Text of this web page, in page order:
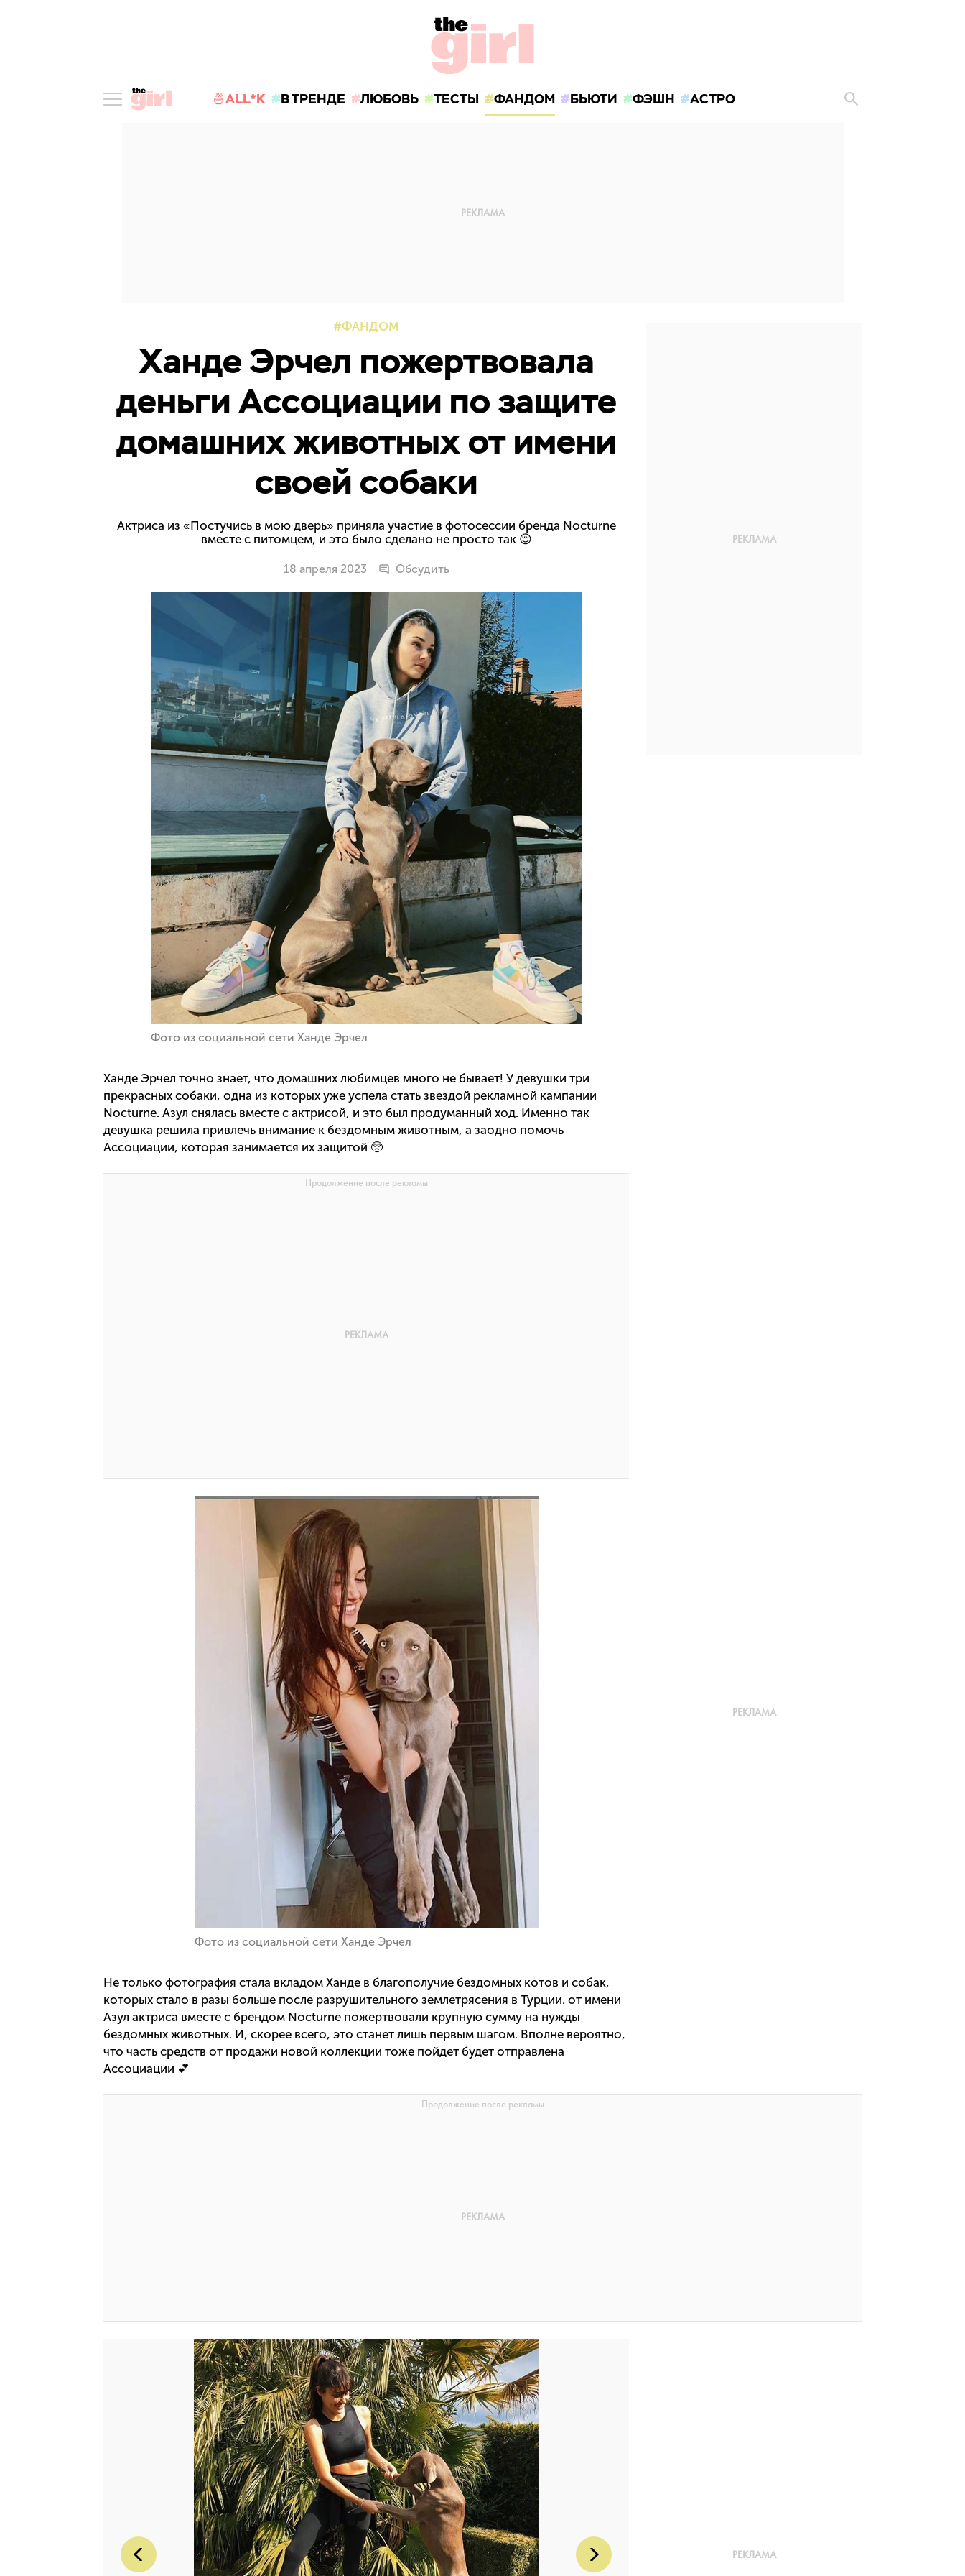
🍜ALL*K В ТРЕНДЕ ЛЮБОВЬ ТЕСТЫ ФАНДОМ БЬЮТИ ФЭШН АСТРО
ФАНДОМ
Ханде Эрчел пожертвовала
деньги Ассоциации по защите
домашних животных от имени
своей собаки
Актриса из «Постучись в мою дверь» приняла участие в фотосессии бренда Nocturne
вместе с питомцем, и это было сделано не просто так 😌
18 апреля 2023 Обсудить
Фото из социальной сети Ханде Эрчел
Ханде Эрчел точно знает, что домашних любимцев много не бывает! У девушки три
прекрасных собаки, одна из которых уже успела стать звездой рекламной кампании
Nocturne. Азул снялась вместе с актрисой, и это был продуманный ход. Именно так
девушка решила привлечь внимание к бездомным животным, а заодно помочь
Ассоциации, которая занимается их защитой 🥺
Фото из социальной сети Ханде Эрчел
Не только фотография стала вкладом Ханде в благополучие бездомных котов и собак,
которых стало в разы больше после разрушительного землетрясения в Турции. от имени
Азул актриса вместе с брендом Nocturne пожертвовали крупную сумму на нужды
бездомных животных. И, скорее всего, это станет лишь первым шагом. Вполне вероятно,
что часть средств от продажи новой коллекции тоже пойдет будет отправлена
Ассоциации 💕